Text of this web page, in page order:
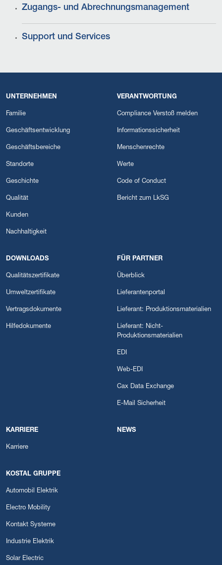
Zugangs- und Abrechnungsmanagement
Support und Services
UNTERNEHMEN
Familie
Geschäftsentwicklung
Geschäftsbereiche
Standorte
Geschichte
Qualität
Kunden
Nachhaltigkeit
VERANTWORTUNG
Compliance Verstoß melden
Informationssicherheit
Menschenrechte
Werte
Code of Conduct
Bericht zum LkSG
DOWNLOADS
Qualitätszertifikate
Umweltzertifikate
Vertragsdokumente
Hilfedokumente
FÜR PARTNER
Überblick
Lieferantenportal
Lieferant: Produktionsmaterialien
Lieferant: Nicht-
Produktionsmaterialien
EDI
Web-EDI
Cax Data Exchange
E-Mail Sicherheit
KARRIERE
Karriere
NEWS
KOSTAL GRUPPE
Automobil Elektrik
Electro Mobility
Kontakt Systeme
Industrie Elektrik
Solar Electric